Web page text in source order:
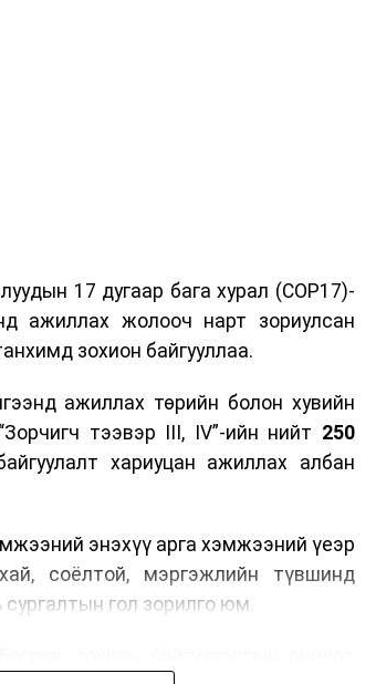
17 дугаар бага хурал (COP17)-
ажиллах жолооч нарт зориулсан
зохион байгууллаа.
ажиллах төрийн болон хувийн
тээвэр III, IV”-ийн нийт 250
хариуцан ажиллах албан
энэхүү арга хэмжээний үеэр
соёлтой, мэргэжлийн түвшинд
сургалтын гол зорилго юм.